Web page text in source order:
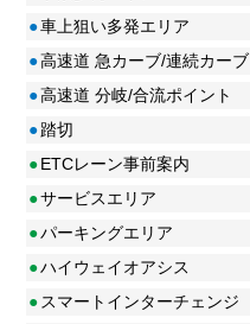
●車上狙い多発エリア
●高速道 急カーブ/連続カーブ
●高速道 分岐/合流ポイント
●踏切
●ETCレーン事前案内
●サービスエリア
●パーキングエリア
●ハイウェイオアシス
● スマートインターチェンジ